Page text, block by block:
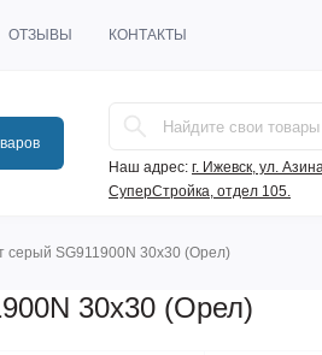
ОТЗЫВЫ КОНТАКТЫ
Наш адрес: г. Ижевск, ул.
СуперСтройка, отдел 105.
серый SG911900N 30х30 (Орел)
30х30 (Орел)